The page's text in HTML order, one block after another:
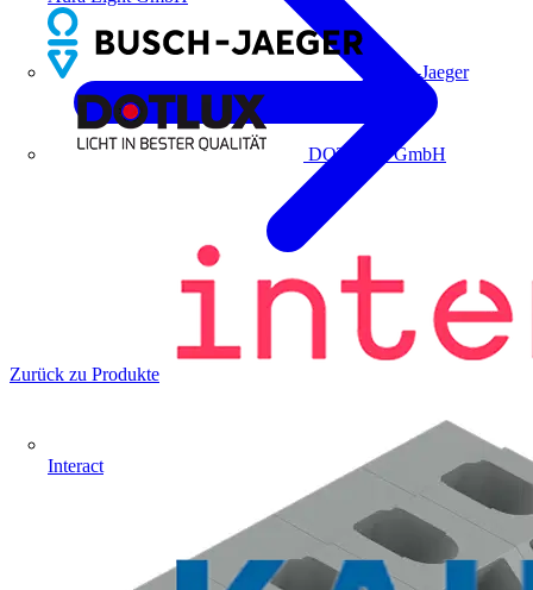
Busch-Jaeger
DOTLUX GmbH
Interact
Zurück zu Produkte